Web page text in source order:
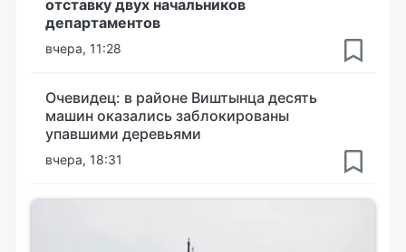
отставку двух начальников
департаментов
вчера, 11:28
Очевидец: в районе Виштынца десять
машин оказались заблокированы
упавшими деревьями
вчера, 18:31